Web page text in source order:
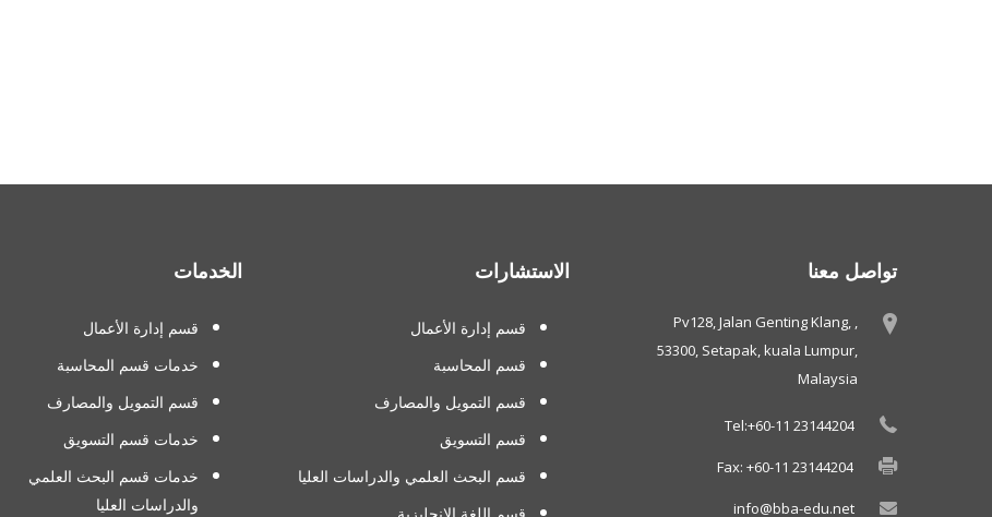
تواصل معنا
Pv128, Jalan Genting Klang, ,
53300, Setapak, kuala Lumpur,
Malaysia
Tel:+60-11 23144204
Fax: +60-11 23144204
info@bba-edu.net
الاستشارات
قسم إدارة الأعمال
قسم المحاسبة
قسم التمويل والمصارف
قسم التسويق
قسم البحث العلمي والدراسات العليا
الخدمات
قسم إدارة الأعمال
خدمات قسم المحاسبة
قسم التمويل والمصارف
خدمات قسم التسويق
خدمات قسم البحث العلمي
والدراسات العليا